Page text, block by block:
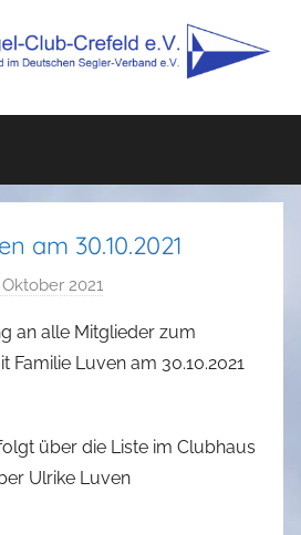
am 30.10.2021
Oktober 2021
n
D
i
e
an alle Mitglieder zum
Familie Luven am 30.10.2021
über die Liste im Clubhaus
Ulrike Luven